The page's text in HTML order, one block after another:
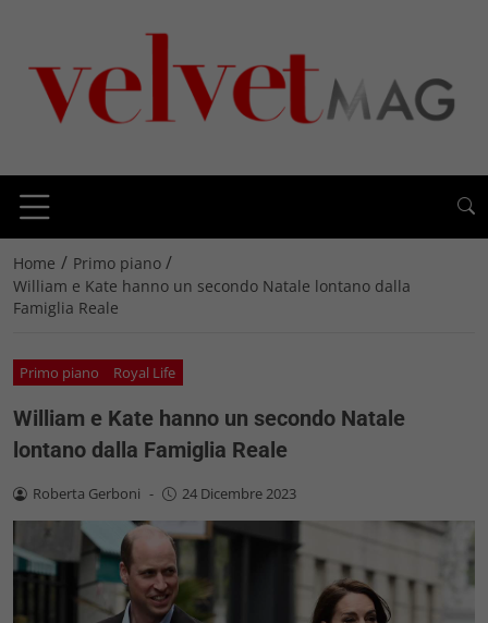
Home / Primo piano /
William e Kate hanno un secondo Natale lontano dalla
Famiglia Reale
Primo piano Royal Life
William e Kate hanno un secondo Natale
lontano dalla Famiglia Reale
Roberta Gerboni - 24 Dicembre 2023